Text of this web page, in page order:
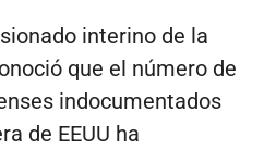
interino de la
que el número de
indocumentados
de EEUU ha